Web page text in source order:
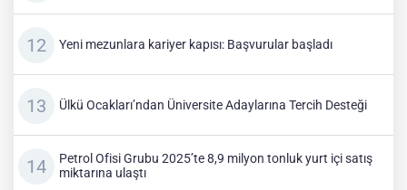
Yeni mezunlara kariyer kapısı: Başvurular başladı
Ülkü Ocakları’ndan Üniversite Adaylarına Tercih Desteği
Petrol Ofisi Grubu 2025’te 8,9 milyon tonluk yurt içi satış
miktarına ulaştı